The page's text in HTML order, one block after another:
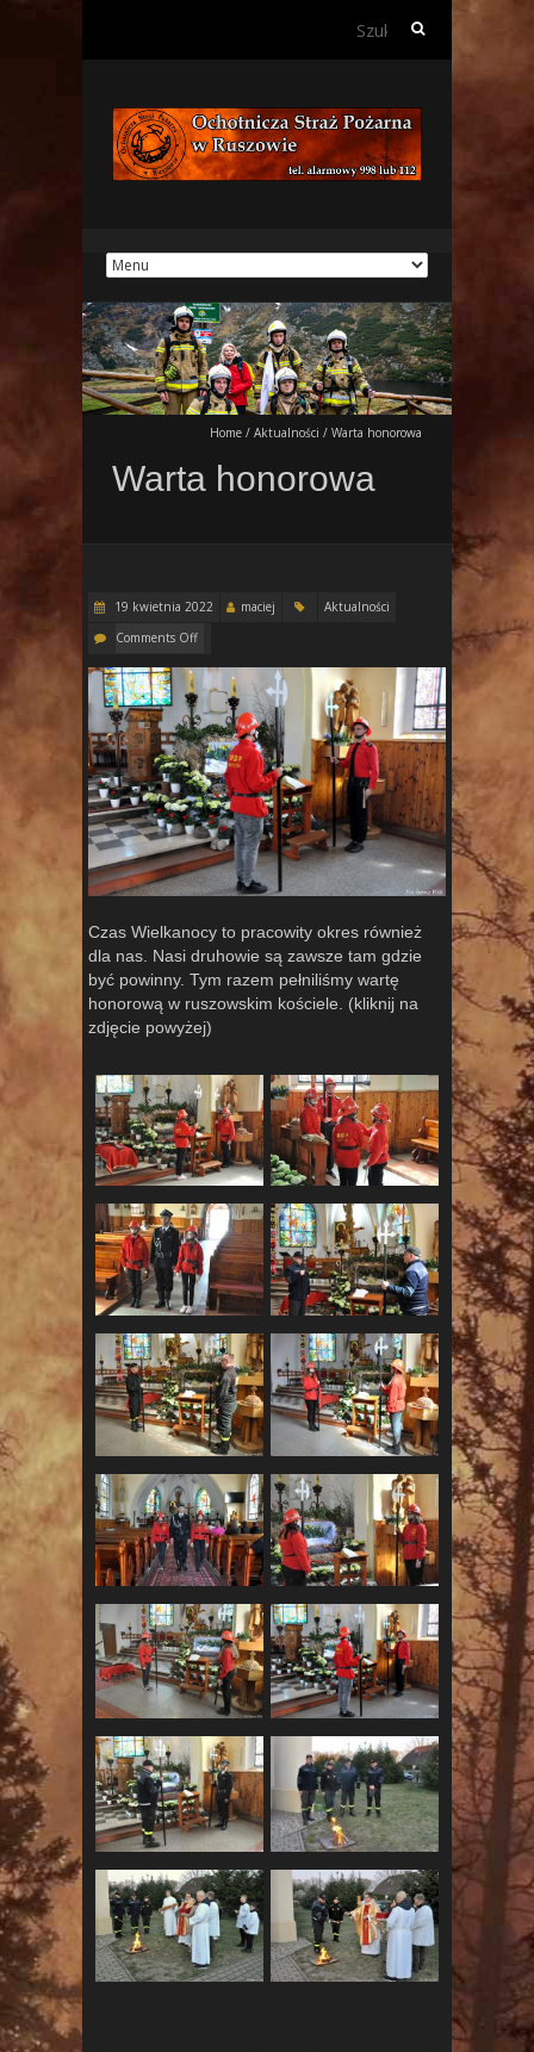
Szukaj:
Home / Aktualności / Warta honorowa
Warta honorowa
19 kwietnia 2022 maciej
Aktualności
Comments Off
Czas Wielkanocy to pracowity okres również
dla nas. Nasi druhowie są zawsze tam gdzie
być powinny. Tym razem pełniliśmy wartę
honorową w ruszowskim kościele. (kliknij na
zdjęcie powyżej)